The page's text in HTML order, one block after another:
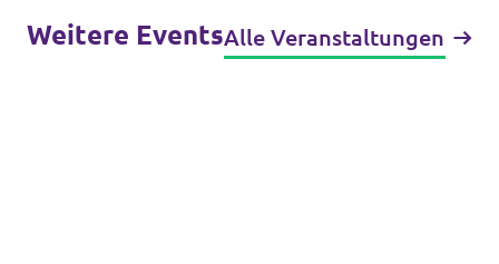
Weitere EventsAlle Veranstaltungen